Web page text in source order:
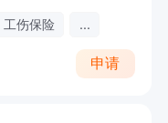
工伤保险 ...
申请